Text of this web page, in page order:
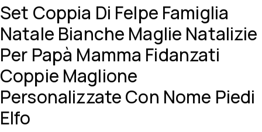
Set Coppia Di Felpe Famiglia
Natale Bianche Maglie Natalizie
Per Papà Mamma Fidanzati
Coppie Maglione
Personalizzate Con Nome Piedi
Elfo